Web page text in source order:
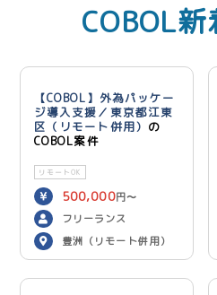
COBOL
【COBOL】外為パッケー
ジ導入支援／東京都江東
区（リモート併用） の
COBOL案件
リモートOK
500,000円〜
600,000 円／月
フリーランス
豊洲（リモート併用）